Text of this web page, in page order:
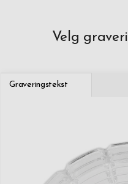
Velg
Graveringstekst